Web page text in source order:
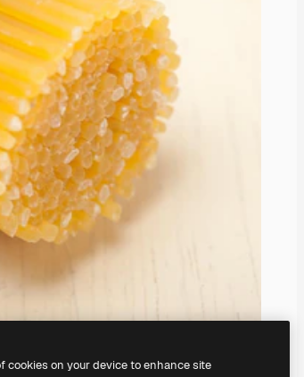
cookies on your device to enhance site